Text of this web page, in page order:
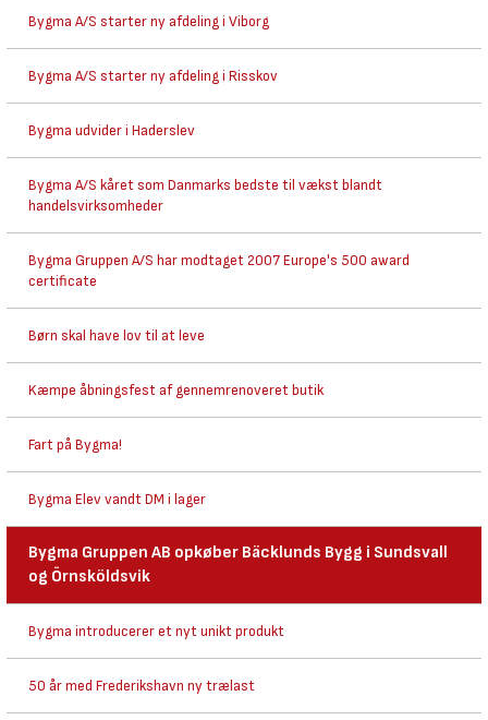
Bygma A/S starter ny afdeling i Viborg
Bygma A/S starter ny afdeling i Risskov
Bygma udvider i Haderslev
Bygma A/S kåret som Danmarks bedste til vækst blandt
handelsvirksomheder
Bygma Gruppen A/S har modtaget 2007 Europe's 500 award
certificate
Børn skal have lov til at leve
Kæmpe åbningsfest af gennemrenoveret butik
Fart på Bygma!
Bygma Elev vandt DM i lager
Bygma Gruppen AB opkøber Bäcklunds Bygg i Sundsvall
og Örnsköldsvik
Bygma introducerer et nyt unikt produkt
50 år med Frederikshavn ny trælast